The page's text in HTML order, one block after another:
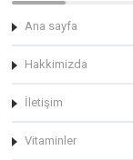
Ana sayfa
Hakkimizda
İletişim
Vitaminler